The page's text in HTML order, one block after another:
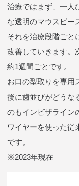
治療ではまず、一人
な透明のマウスピー
それを治療段階ごと
改善していきます。
約1週間ごとです。
お口の型取りを専用
後に歯並びがどうな
のもインビザライン
ワイヤーを使った従
です。
※2023年現在